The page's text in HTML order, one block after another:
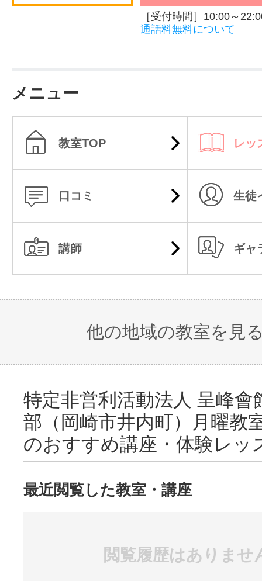
［受付時間］10:00～
通話料無料について
メニュー
教室TOP レッ
口コミ 生徒
講師 ギャ
他の地域の教室を見
特定非営利活動法人 呈峰會
部（岡崎市井内町）月曜教
のおすすめ講座・体験レッ
最近閲覧した教室・講座
閲覧履歴はありませ